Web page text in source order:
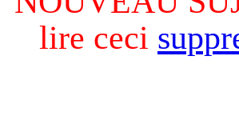
lire ceci